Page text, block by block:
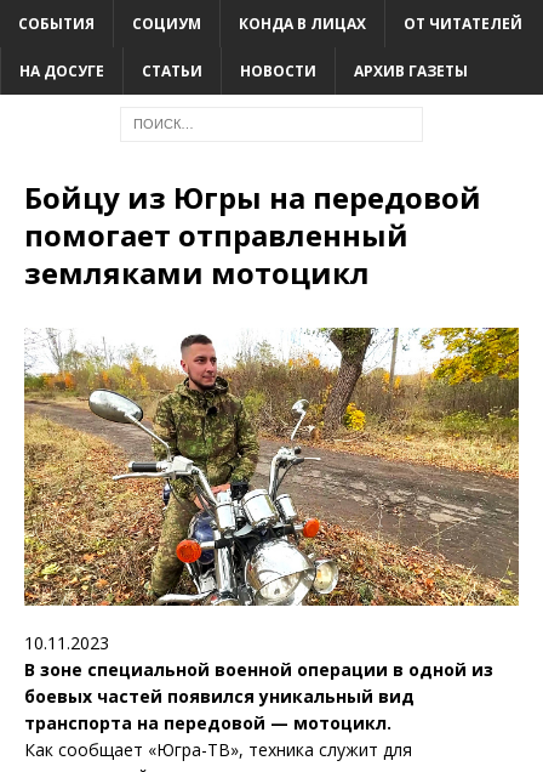
СОБЫТИЯ СОЦИУМ КОНДА В ЛИЦАХ ОТ ЧИТАТЕЛЕЙ
НА ДОСУГЕ СТАТЬИ НОВОСТИ АРХИВ ГАЗЕТЫ
Бойцу из Югры на передовой
помогает отправленный
земляками мотоцикл
10.11.2023
В зоне специальной военной операции в одной из
боевых частей появился уникальный вид
транспорта на передовой — мотоцикл.
Как сообщает «Югра-ТВ», техника служит для